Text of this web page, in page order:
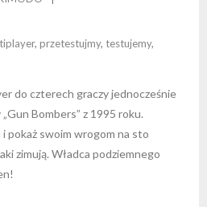
, przetestujmy, testujemy,
do czterech graczy jednocześnie
Bombers” z 1995 roku.
pokaż swoim wrogom na sto
zimują. Władca podziemnego